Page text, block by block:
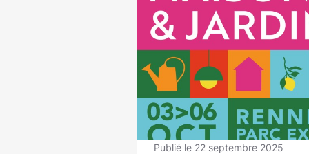
refuge chaleureux au cœur de
l’hiver breton : un spa à
domicile.
Publié le 22 septembre 2025